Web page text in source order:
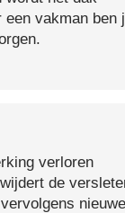
vakman ben
verloren
de
nieuwe